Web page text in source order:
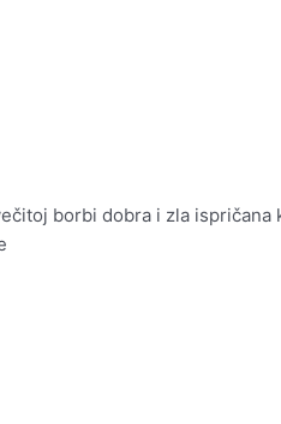
borbi dobra i zla